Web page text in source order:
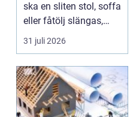
ska en sliten stol, soffa
eller fåtölj slängas,
säljas billi...
31 juli 2026